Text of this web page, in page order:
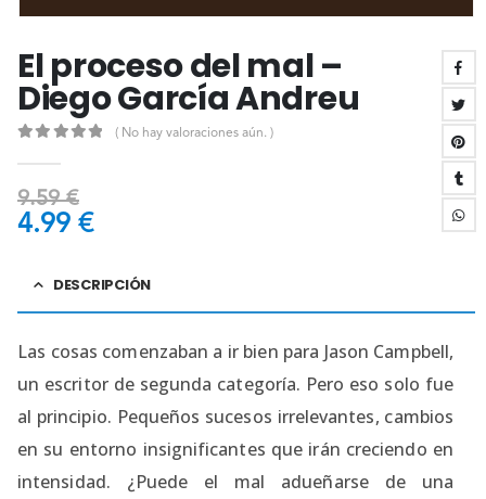
El proceso del mal –
Diego García Andreu
( No hay valoraciones aún. )
9.59€
4.99 €
DESCRIPCIÓN
Las cosas comenzaban a ir bien para Jason Campbell,
un escritor de segunda categoría. Pero eso solo fue
al principio. Pequeños sucesos irrelevantes, cambios
en su entorno insignificantes que irán creciendo en
intensidad. ¿Puede el mal adueñarse de una